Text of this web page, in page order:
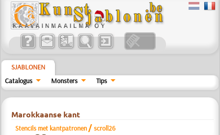
SJABLONEN
Catalogus
Monsters Tips
Marokkaanse kant
Stencils met kantpatronen /scroll26